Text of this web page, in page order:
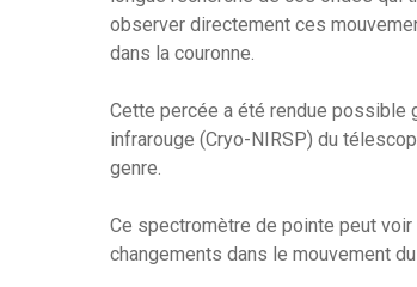
observer directement ces
dans la couronne.
Cette percée a été rendue possible
infrarouge (Cryo-NIRSP) du
genre.
Ce spectromètre de pointe peut
changements dans le mouvement